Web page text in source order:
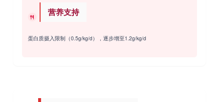
营养支持
蛋白质摄入限制（0.5g/kg/d），逐步增至1.2g/kg/d